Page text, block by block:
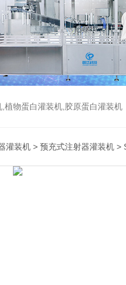
植物蛋白灌装机,胶原蛋白灌装机
灌装机 > 预充式注射器灌装机 >